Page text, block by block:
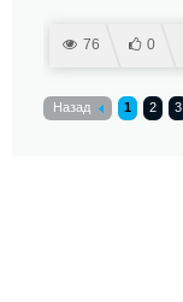
76 0
Назад 1 2 3